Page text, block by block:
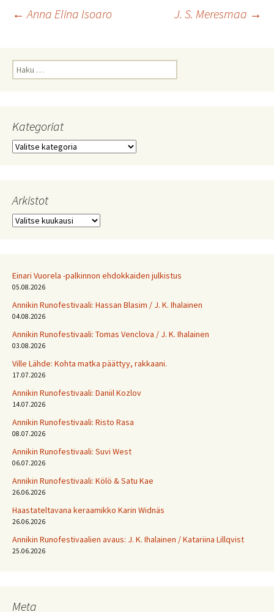
Artikkelien
← Anna Elina Isoaro J. S. Meresmaa →
Haku:
Kategoriat
Kategoriat
Arkistot
Arkistot
Einari Vuorela -palkinnon ehdokkaiden julkistus
05.08.2026
Annikin Runofestivaali: Has­san Bla­sim / J. K. Ihalainen
04.08.2026
Annikin Runofestivaali: Tomas Venclova / J. K. Ihalainen
03.08.2026
Ville Lähde: Kohta matka päättyy, rakkaani.
17.07.2026
Annikin Runofestivaali: Daniil Kozlov
14.07.2026
Annikin Runofestivaali: Risto Rasa
08.07.2026
Annikin Runofestivaali: Suvi West
06.07.2026
Annikin Runofestivaali: Kölö & Satu Kae
26.06.2026
Haastateltavana keraamikko Karin Widnäs
26.06.2026
Annikin Runofestivaalien avaus: J. K. Ihalainen / Katariina Lillqvist
25.06.2026
Meta